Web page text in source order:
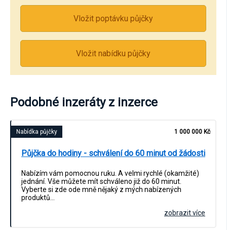
Vložit poptávku půjčky
Vložit nabídku půjčky
Podobné inzeráty z inzerce
Nabídka půjčky 1 000 000 Kč
Půjčka do hodiny - schválení do 60 minut od žádosti
Nabízím vám pomocnou ruku. A velmi rychlé (okamžité)
jednání. Vše můžete mít schváleno již do 60 minut.
Vyberte si zde ode mně nějaký z mých nabízených
produktů…
zobrazit více